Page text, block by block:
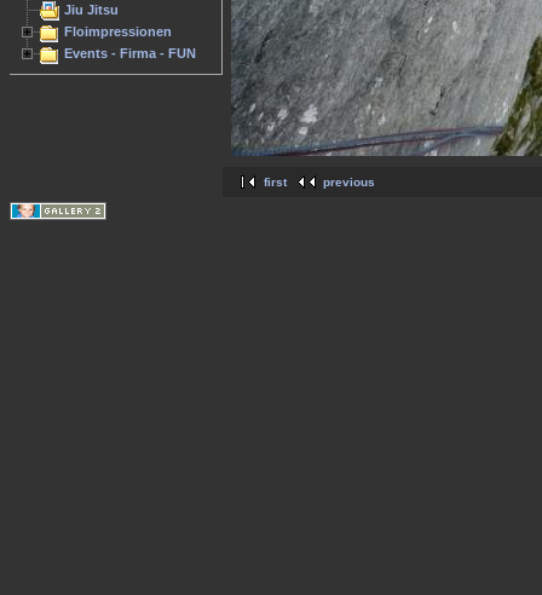
Jiu Jitsu
Floimpressionen
Events - Firma - FUN
first previous